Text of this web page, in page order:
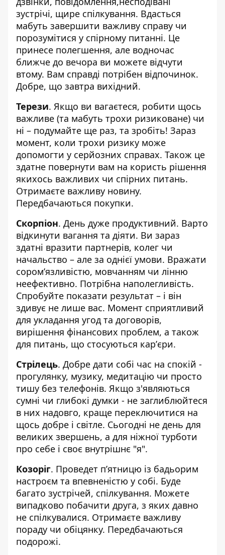
зустрічі, щире спілкування. Вдасться
мабуть завершити важливу справу чи
порозумітися у спірному питанні. Це
принесе полегшення, але водночас
ближче до вечора ви можете відчути
втому. Вам справді потрібен відпочинок.
Добре, що завтра вихідний.
Терези. Якщо ви вагаєтеся, робити щось
важливе (та мабуть трохи ризиковане) чи
ні – подумайте ще раз, та зробіть! Зараз
момент, коли трохи ризику може
допомогти у серйозних справах. Також це
здатне повернути вам на користь рішення
якихось важливих чи спірних питань.
Отримаєте важливу новину.
Передбачаються покупки.
Скорпіон. День дуже продуктивний. Варто
відкинути вагання та діяти. Ви зараз
здатні вразити партнерів, колег чи
начальство – але за однієї умови. Вражати
соромʼязливістю, мовчанням чи лінню
неефективно. Потрібна наполегливість.
Спробуйте показати результат – і він
здивує не лише вас. Момент сприятливий
для укладання угод та договорів,
вирішення фінансових проблем, а також
для питань, що стосуються карʼєри.
Стрілець. Добре дати собі час на спокій -
прогулянку, музику, медитацію чи просто
тишу без телефонів. Якщо з'являються
сумні чи глибокі думки - не заглиблюйтеся
в них надовго, краще переключитися на
щось добре і світле. Сьогодні не день для
великих звершень, а для ніжної турботи
про себе і своє внутрішнє "я".
Козоріг. Проведет пʼятницю із бадьорим
настроєм та впевненістю у собі. Буде
багато зустрічей, спілкування. Можете
випадково побачити друга, з яких давно
не спілкувалися. Отримаєте важливу
пораду чи обіцянку. Передбачаються
подорожі.